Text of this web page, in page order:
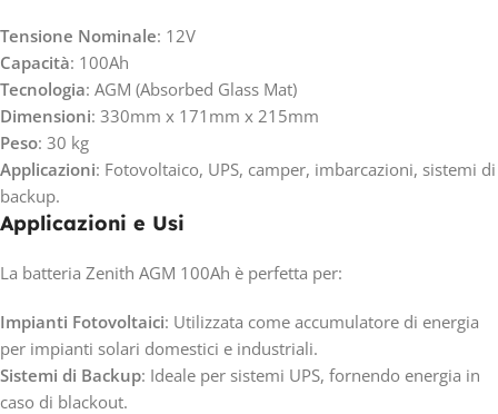
Tensione Nominale: 12V
Capacità: 100Ah
Tecnologia: AGM (Absorbed Glass Mat)
Dimensioni: 330mm x 171mm x 215mm
Peso: 30 kg
Applicazioni: Fotovoltaico, UPS, camper, imbarcazioni, sistemi di
backup.
Applicazioni e Usi
La batteria Zenith AGM 100Ah è perfetta per:
Impianti Fotovoltaici: Utilizzata come accumulatore di energia
per impianti solari domestici e industriali.
Sistemi di Backup: Ideale per sistemi UPS, fornendo energia in
caso di blackout.